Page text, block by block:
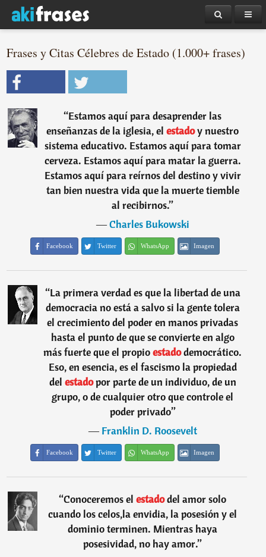
Frases y Citas Célebres de Estado (1.000+ frases)
“Estamos aquí para desaprender las
enseñanzas de la iglesia, el estadoy nuestro
sistema educativo. Estamos aquí para tomar
cerveza. Estamos aquí para matar la guerra.
Estamos aquí para reírnos del destino y vivir
tan bien nuestra vida que la muerte tiemble
al recibirnos.”
―Charles Bukowski
Facebook Twitter WhatsApp Imagen
“La primera verdad es que la libertad de una
democracia no está a salvo si la gente tolera
el crecimiento del poder en manos privadas
hasta el punto de que se convierte en algo
más fuerte que el propioestadodemocrático.
Eso, en esencia, es el fascismo la propiedad
del estadopor parte de un individuo, de un
grupo, o de cualquier otro que controle el
poder privado”
―Franklin D. Roosevelt
Facebook Twitter WhatsApp Imagen
“Conoceremos el estadodel amor solo
cuando los celos,la envidia, la posesión y el
dominio terminen. Mientras haya
posesividad, no hay amor.”